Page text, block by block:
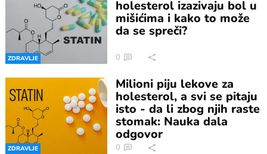
ZDRAVLJE
holesterol izazivaju bol u
mišićima i kako to može
da se spreči?
0
ZDRAVLJE
Milioni piju lekove za
holesterol, a svi se pitaju
isto - da li zbog njih raste
stomak: Nauka dala
odgovor
0